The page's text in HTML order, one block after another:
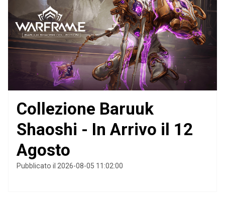
Collezione Baruuk
Shaoshi - In Arrivo il 12
Agosto
Pubblicato il 2026-08-05 11:02:00